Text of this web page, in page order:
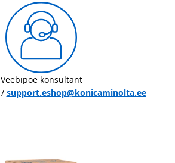
Veebipoe konsultant
support.eshop@konicaminolta.ee